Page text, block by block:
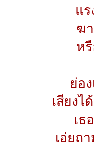
แ
ฆ
ห
ย่อ
เสียงไ
เธ
เอ่ยถ